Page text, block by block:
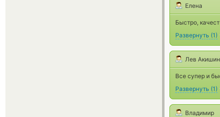
Елена
Быстро,
Развернуть (1)
Лев Акишин
Все супер и
Развернуть (1)
Владимир